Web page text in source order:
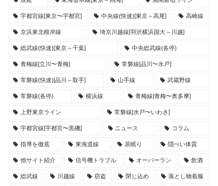
宇都宮線[東京〜宇都宮] 中央線(快速)[東京～高尾] 高崎線
京浜東北根岸線 埼京川越線[羽沢横浜国大～川越]
総武線(快速)[東京～千葉] 中央総武線(各停)
青梅線[立川〜青梅] 常磐線[品川〜水戸]
常磐線(快速)[品川～取手] 山手線 武蔵野線
常磐線(各停) 横浜線 青梅線[青梅〜奥多摩]
上野東京ライン 常磐線[水戸〜いわき]
宇都宮線[宇都宮〜黒磯] ニュース コラム
指導を徹底 東海道線 居眠り 隠ぺい体質
他サイト紹介 信号機トラブル オーバーラン 飲酒
総武線 川越線 窃盗 閉じ込め 落とし物着服